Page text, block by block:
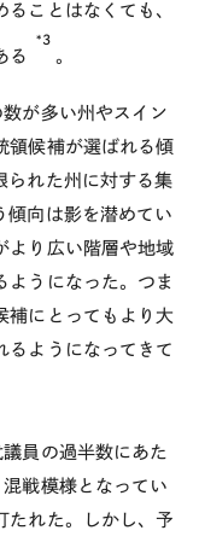
ことはなくても、
る
*3
。
が多い州やスイン
領候補が選ばれる傾
られた州に対する集
傾向は影を潜めてい
より広い階層や地域
ようになった。つま
補にとってもより大
るようになってきて
員の過半数にあた
戦模様となってい
たれた。しかし、予